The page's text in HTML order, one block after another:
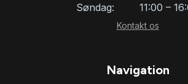
Søndag:
11:00 –
Kontakt os
Navigation